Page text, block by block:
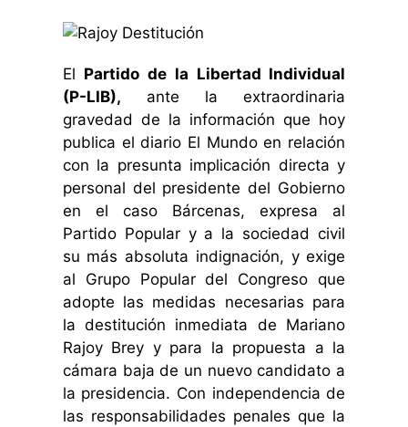
El Partido de la Libertad Individual
(P-LIB),
ante la extraordinaria
gravedad de la información que hoy
publica el diario El Mundo en relación
con la presunta implicación directa y
personal del presidente del Gobierno
en el caso Bárcenas, expresa al
Partido Popular y a la sociedad civil
su más absoluta indignación, y exige
al Grupo Popular del Congreso que
adopte las medidas necesarias para
la destitución inmediata de Mariano
Rajoy Brey y para la propuesta a la
cámara baja de un nuevo candidato a
la presidencia. Con independencia de
las responsabilidades penales que la